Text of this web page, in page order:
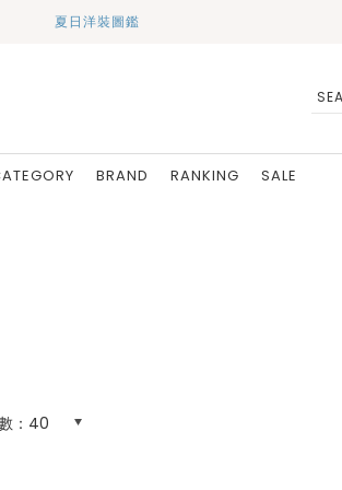
夏日洋裝圖鑑
BRAND RANKING
SALE
： 40